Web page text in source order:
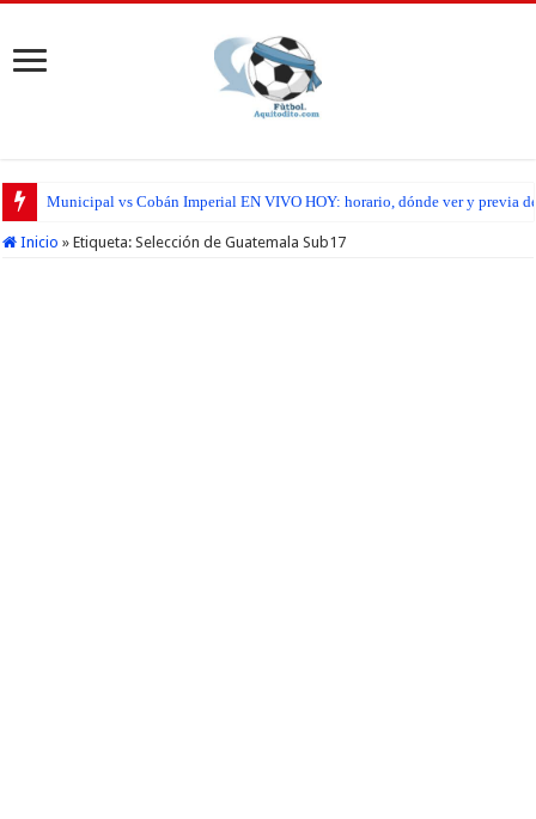
Municipal vs Cobán Imperial EN VIVO HOY: horario, dónde ver y previa
Inicio » Etiqueta:Selección de Guatemala Sub17